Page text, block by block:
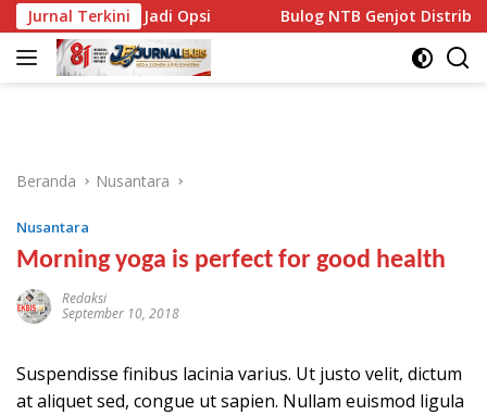
Langsung
ke
konten
Jurnal Terkini
Jadi Opsi Bulog NTB Genjot Distribusi Beras
Beranda Nusantara
Nusantara
Morning yoga is perfect for good health
Redaksi
September 10, 2018
Suspendisse finibus lacinia varius. Ut justo velit, dictum
at aliquet sed, congue ut sapien. Nullam euismod ligula